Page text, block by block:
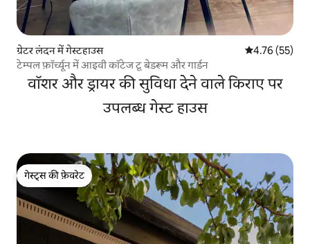
ग्रेटर लंदन में गेस्टहाउस औसत रेटिंग 5 में
4.76 (55)
टेम्पल फ़ॉर्च्यून में आइवी कॉटेज टू बेडरूम और गार्डन
वॉशर और ड्रायर की सुविधा देने वाले किराए पर
उपलब्ध गेस्ट हाउस
गेस्ट्स की फ़ेवरेट
गेस्ट्स की फ़ेवरेट